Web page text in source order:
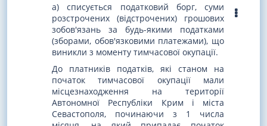
а) списується податковий борг, суми
розстрочених (відстрочених) грошових
зобов'язань за будь-якими податками
(зборами, обов'язковими платежами), що
виникли з моменту тимчасової окупації.
До платників податків, які станом на
початок тимчасової окупації мали
місцезнаходження на території
Автономної Республіки Крим і міста
Севастополя, починаючи з 1 числа